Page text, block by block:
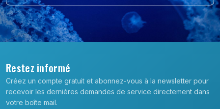
Restez informé
Créez un compte gratuit et abonnez-vous à la newsletter pour
recevoir les dernières demandes de service directement dans
votre boîte mail.